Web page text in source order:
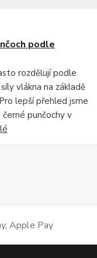
podle
rozdělují podle
vlákna na základě
lepší přehled jsme
punčochy v